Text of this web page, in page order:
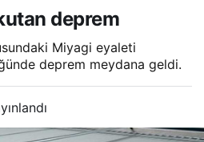
deprem
Miyagi eyaleti
deprem meydana geldi.